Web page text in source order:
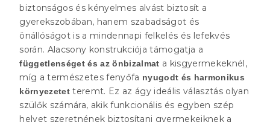
biztonságos és kényelmes alvást biztosít a
gyerekszobában, hanem szabadságot és
önállóságot is a mindennapi felkelés és lefekvés
során. Alacsony konstrukciója támogatja a
függetlenséget és az önbizalmat a kisgyermekeknél,
míg a természetes fenyőfa nyugodt és harmonikus
környezetetteremt. Ez az ágy ideális választás olyan
szülők számára, akik funkcionális és egyben szép
helyet szeretnének biztosítani gyermekeiknek a